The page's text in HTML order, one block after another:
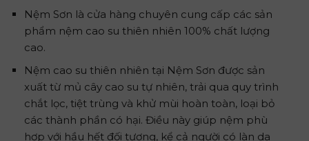
Nệm Sơn là cửa hàng chuyên cung cấp các sản
phẩm nệm cao su thiên nhiên 100% chất lượng
cao.
Nệm cao su thiên nhiên tại Nệm Sơn được sản
xuất từ mủ cây cao su tự nhiên, trải qua quy trình
chắt lọc, tiệt trùng và khử mùi hoàn toàn, loại bỏ
các thành phần có hại. Điều này giúp nệm phù
hợp với hầu hết đối tượng, kể cả người có làn da